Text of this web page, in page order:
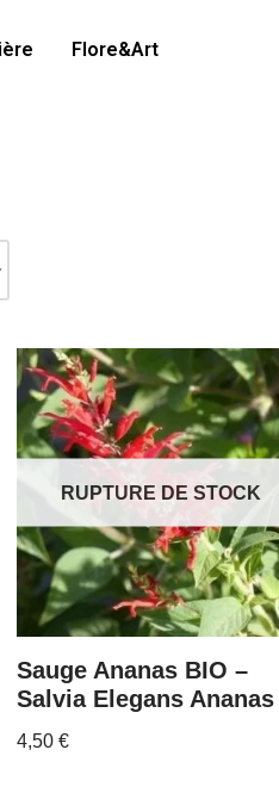
Flore&Art
RUPTURE DE STOCK
Sauge Ananas BIO –
Salvia Elegans Ananas
4,50€